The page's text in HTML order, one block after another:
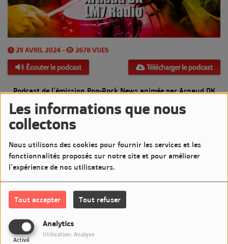
Les informations que nous
collectons
Nous utilisons des cookies pour fournir les services et les
fonctionnalités proposés sur notre site et pour améliorer
l'expérience de nos utilisateurs.
Tout accepter Tout refuser
Analytics
Activé
Utilisation: Analyse
29 AVRIL 2024 - 2678 VUES
Écouter le podcast Télécharger le podcast
Podcast de l'émission Pop-Rock News animée par Arnaud DK
Diffusée le Lundi 29 Avril 2024 de 20h à 21h sur LM7 Radio
Commentaires(0)
Connectez-vous pour commenter cet article
SE CONNECTER